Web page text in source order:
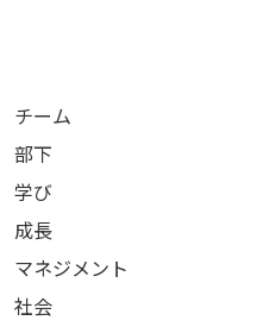
チーム
部下
学び
成長
マネジメント
社会